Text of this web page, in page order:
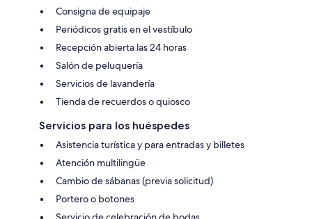
Consigna de equipaje
Periódicos gratis en el vestíbulo
Recepción abierta las 24 horas
Salón de peluquería
Servicios de lavandería
Tienda de recuerdos o quiosco
Servicios para los huéspedes
Asistencia turística y para entradas y billetes
Atención multilingüe
Cambio de sábanas (previa solicitud)
Portero o botones